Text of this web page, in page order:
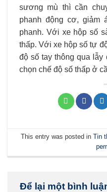
sương mù thì cần
phanh động cơ, giảm
phanh. Với xe hộp số
thấp. Với xe hộp số tự
độ số tay thông qua lẫy
chọn chế độ số thấp ở
This entry was posted in Tin
Để lại một bình